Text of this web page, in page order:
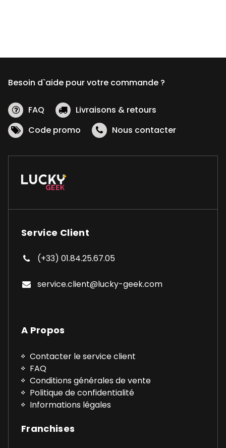
Besoin d`aide pour votre commande ?
FAQ
Livraisons & retours
Code promo
Nous contacter
Service Client
(+33) 01.84.25.67.05
service.client@lucky-geek.com
A Propos
Contacter le service client
FAQ
Conditions générales de vente
Politique de confidentialité
Informations légales
Franchises